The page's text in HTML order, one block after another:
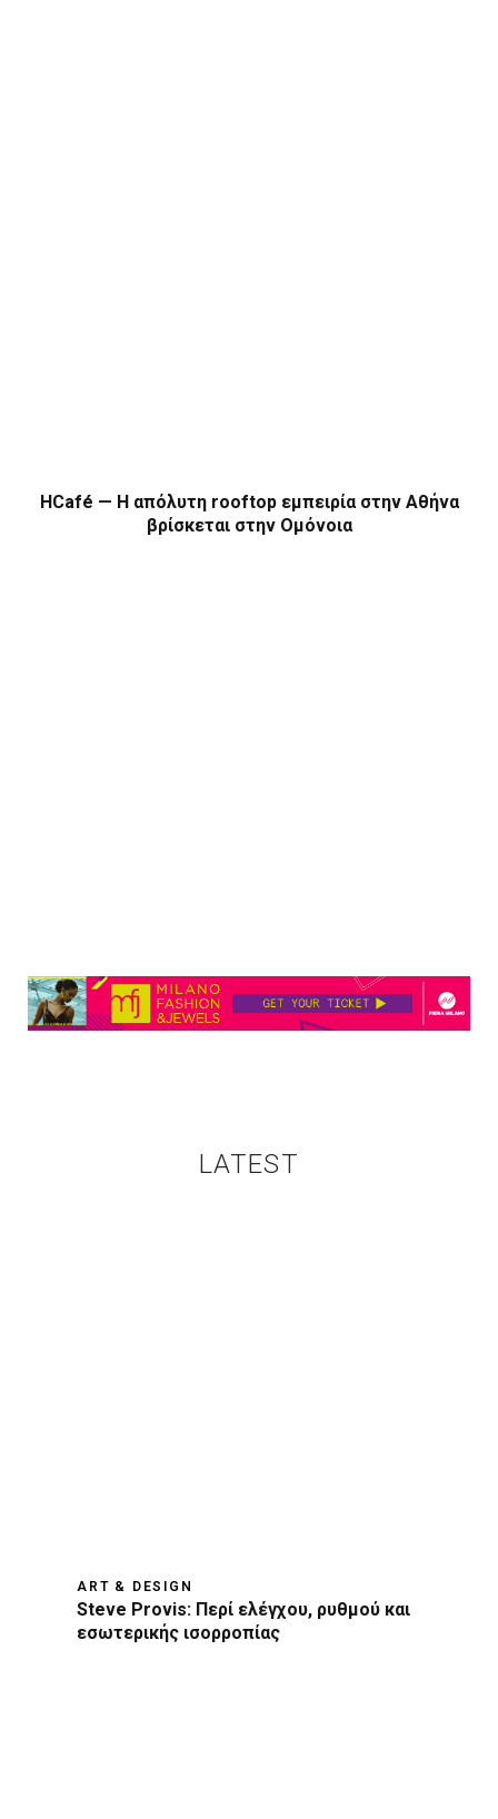
HCafé — Η απόλυτη rooftop εμπειρία στην Αθήνα
βρίσκεται στην Ομόνοια
LATEST
ART & DESIGN
Steve Provis: Περί ελέγχου, ρυθμού και
εσωτερικής ισορροπίας